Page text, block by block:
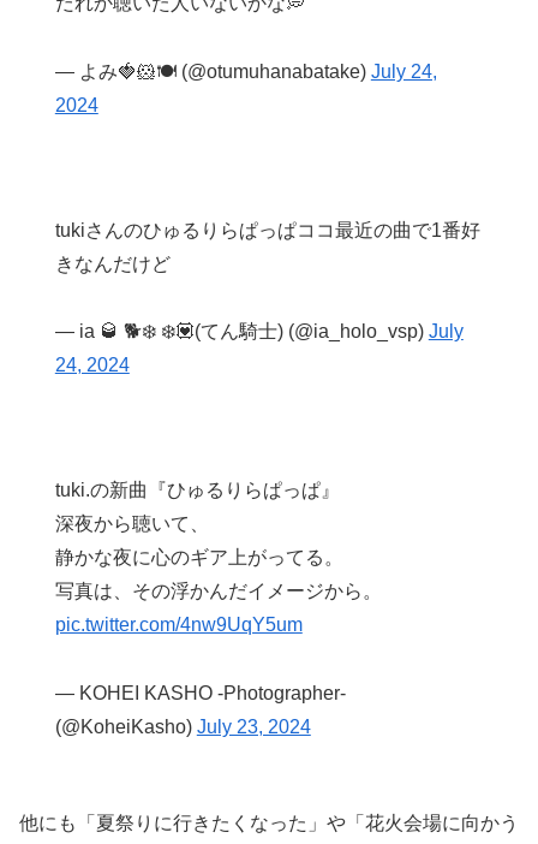
— よみ🍓🐹🍽 (@otumuhanabatake) July 24,
2024
tukiさんのひゅるりらぱっぱココ最近の曲で1番好
きなんだけど
— ia 🥃 🐕❄️ ❄️💟(てん騎士) (@ia_holo_vsp) July
24, 2024
tuki.の新曲『ひゅるりらぱっぱ』
深夜から聴いて、
静かな夜に心のギア上がってる。
写真は、その浮かんだイメージから。
pic.twitter.com/4nw9UqY5um
— KOHEI KASHO -Photographer-
(@KoheiKasho) July 23, 2024
他にも「夏祭りに行きたくなった」や「花火会場に向かう